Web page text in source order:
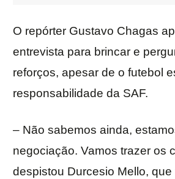
O repórter Gustavo Chagas
entrevista para brincar e
reforços, apesar de o futebol
responsabilidade da SAF.
– Não sabemos ainda,
negociação. Vamos trazer os
despistou Durcesio Mello,